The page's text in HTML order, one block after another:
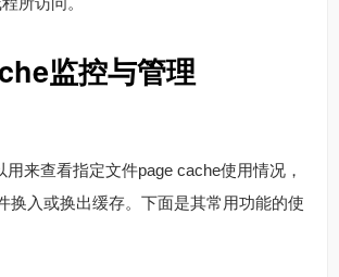
监控与管理
来查看指定文件page cache使用情况，
换入或换出缓存。下面是其常用功能的使